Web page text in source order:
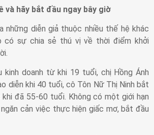
và hãy bắt đầu ngay bây giờ
những diễn giả thuộc nhiều thế hệ khác
có sự chia sẻ thú vị về thời điểm khởi
kinh doanh từ khi 19 tuổi, chị Hồng Ánh
diễn khi 40 tuổi, cô Tôn Nữ Thị Ninh bắt
đã 55-60 tuổi. Không có một giới hạn
cản việc thực hiện giấc mơ, bắt đầu